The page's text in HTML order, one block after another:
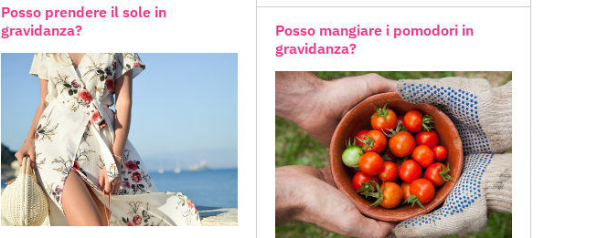
Posso prendere il sole in
gravidanza?
Posso mangiare i pomodori in
gravidanza?